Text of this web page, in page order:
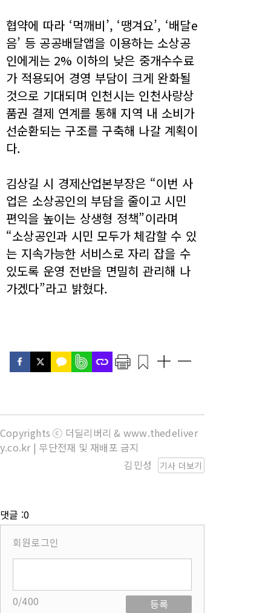
협약에 따라 ‘먹깨비’, ‘땡겨요’, ‘배달e
음’ 등 공공배달앱을 이용하는 소상공
인에게는 2% 이하의 낮은 중개수수료
가 적용되어 경영 부담이 크게 완화될
것으로 기대되며 인천시는 인천사랑상
품권 결제 연계를 통해 지역 내 소비가
선순환되는 구조를 구축해 나갈 계획이
다.
김상길 시 경제산업본부장은 “이번 사
업은 소상공인의 부담을 줄이고 시민
편익을 높이는 상생형 정책”이라며
“소상공인과 시민 모두가 체감할 수 있
는 지속가능한 서비스로 자리 잡을 수
있도록 운영 전반을 면밀히 관리해 나
가겠다”라고 밝혔다.
Copyrights ⓒ 더딜리버리 & www.thedeliver
y.co.kr | 무단전재 및 재배포 금지
기사 더보기
김민성
댓글 :0
회원로그인
0/400 등록